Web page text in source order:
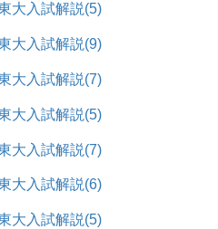
大入試解説(5)
大入試解説(9)
大入試解説(7)
大入試解説(5)
大入試解説(7)
大入試解説(6)
大入試解説(5)